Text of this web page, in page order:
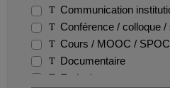
Communication
Conférence / colloque /
Cours / MOOC / SPOC
Documentaire
Emission